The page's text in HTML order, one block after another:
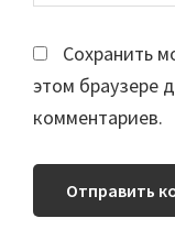
Сохранить
этом браузере
комментариев.